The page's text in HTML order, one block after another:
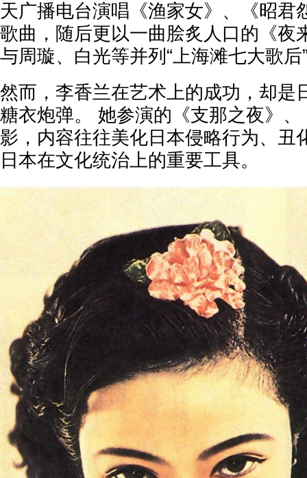
天广播电台演唱《渔家女》、《昭君
歌曲，随后更以一曲脍炙人口的《夜
与周璇、白光等并列“上海滩七大歌后
然而，李香兰在艺术上的成功，却是
糖衣炮弹。 她参演的《支那之夜》
影，内容往往美化日本侵略行为、丑
日本在文化统治上的重要工具。